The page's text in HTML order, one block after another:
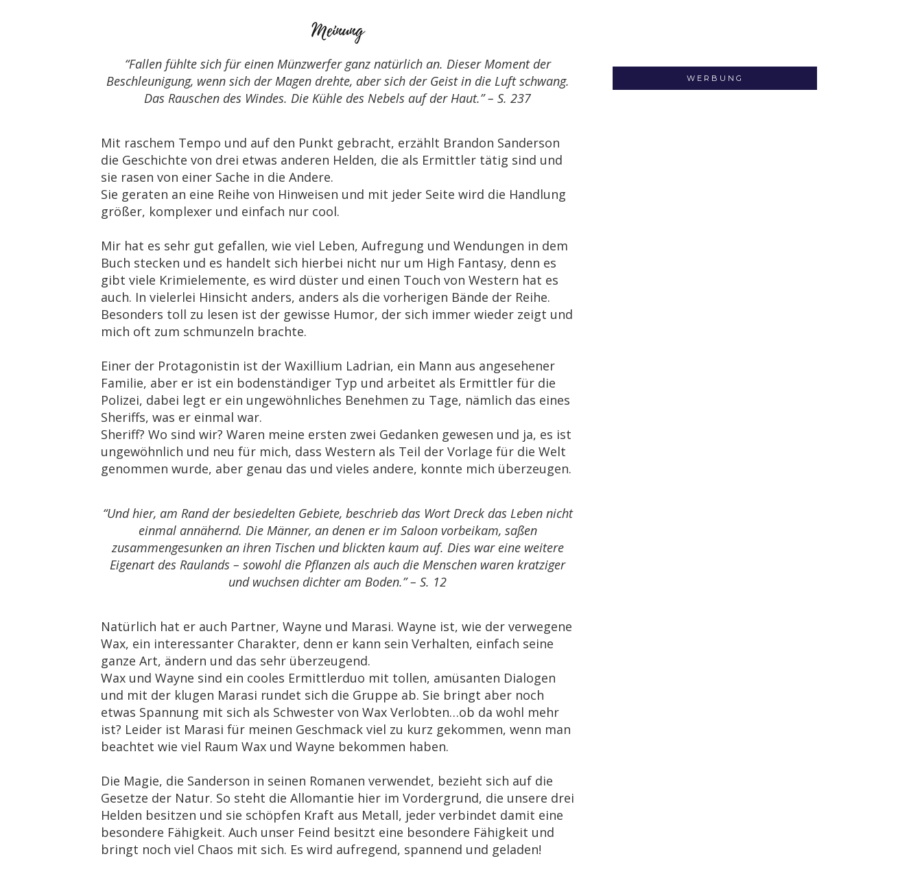
“Fallen fühlte sich für einen Münzwerfer ganz natürlich an. Dieser Moment der
Beschleunigung, wenn sich der Magen drehte, aber sich der Geist in die Luft schwang.
Das Rauschen des Windes. Die Kühle des Nebels auf der Haut.” – S. 237
Mit raschem Tempo und auf den Punkt gebracht, erzählt Brandon Sanderson
die Geschichte von drei etwas anderen Helden, die als Ermittler tätig sind und
sie rasen von einer Sache in die Andere.
Sie geraten an eine Reihe von Hinweisen und mit jeder Seite wird die Handlung
größer, komplexer und einfach nur cool.
Mir hat es sehr gut gefallen, wie viel Leben, Aufregung und Wendungen in dem
Buch stecken und es handelt sich hierbei nicht nur um High Fantasy, denn es
gibt viele Krimielemente, es wird düster und einen Touch von Western hat es
auch. In vielerlei Hinsicht anders, anders als die vorherigen Bände der Reihe.
Besonders toll zu lesen ist der gewisse Humor, der sich immer wieder zeigt und
mich oft zum schmunzeln brachte.
Einer der Protagonistin ist der Waxillium Ladrian, ein Mann aus angesehener
Familie, aber er ist ein bodenständiger Typ und arbeitet als Ermittler für die
Polizei, dabei legt er ein ungewöhnliches Benehmen zu Tage, nämlich das eines
Sheriffs, was er einmal war.
Sheriff? Wo sind wir? Waren meine ersten zwei Gedanken gewesen und ja, es ist
ungewöhnlich und neu für mich, dass Western als Teil der Vorlage für die Welt
genommen wurde, aber genau das und vieles andere, konnte mich überzeugen.
“Und hier, am Rand der besiedelten Gebiete, beschrieb das Wort Dreck das Leben nicht
einmal annähernd. Die Männer, an denen er im Saloon vorbeikam, saßen
zusammengesunken an ihren Tischen und blickten kaum auf. Dies war eine weitere
Eigenart des Raulands – sowohl die Pflanzen als auch die Menschen waren kratziger
und wuchsen dichter am Boden.” – S. 12
Natürlich hat er auch Partner, Wayne und Marasi. Wayne ist, wie der verwegene
Wax, ein interessanter Charakter, denn er kann sein Verhalten, einfach seine
ganze Art, ändern und das sehr überzeugend.
Wax und Wayne sind ein cooles Ermittlerduo mit tollen, amüsanten Dialogen
und mit der klugen Marasi rundet sich die Gruppe ab. Sie bringt aber noch
etwas Spannung mit sich als Schwester von Wax Verlobten…ob da wohl mehr
ist? Leider ist Marasi für meinen Geschmack viel zu kurz gekommen, wenn man
beachtet wie viel Raum Wax und Wayne bekommen haben.
Die Magie, die Sanderson in seinen Romanen verwendet, bezieht sich auf die
Gesetze der Natur. So steht die Allomantie hier im Vordergrund, die unsere drei
Helden besitzen und sie schöpfen Kraft aus Metall, jeder verbindet damit eine
besondere Fähigkeit. Auch unser Feind besitzt eine besondere Fähigkeit und
bringt noch viel Chaos mit sich. Es wird aufregend, spannend und geladen!
WERBUNG